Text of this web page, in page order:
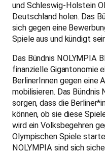
und Schleswig-Holstein
Deutschland holen. Das
sich gegen eine
Spiele aus und kündigt
Das Bündnis NOLYMPIA
finanzielle Gigantonomie
BerlinerInnen gegen eine
mobilisieren. Das Bündnis
sorgen, dass die
können, ob sie diese
wird ein Volksbegehren
Olympischen Spiele
NOLYMPIA sind sich